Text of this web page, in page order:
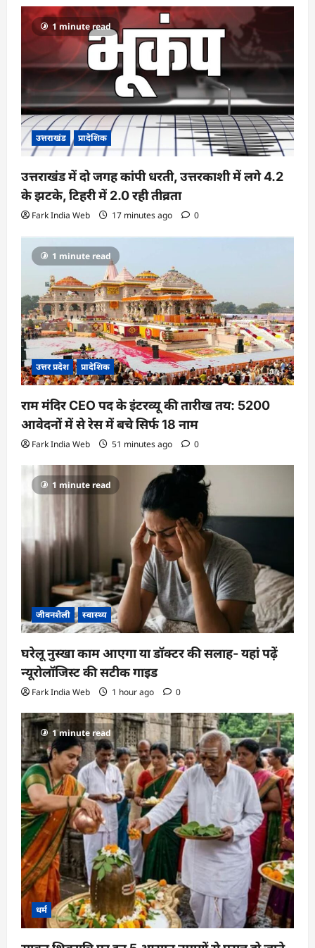
1 minute read
उत्तराखंड प्रादेशिक
उत्तराखंड में दो जगह कांपी धरती, उत्तरकाशी में लगे 4.2
के झटके, टिहरी में 2.0 रही तीव्रता
Fark India Web 17 minutes ago 0
1 minute read
उत्तर प्रदेश प्रादेशिक
राम मंदिर CEO पद के इंटरव्यू की तारीख तय: 5200
आवेदनों में से रेस में बचे सिर्फ 18 नाम
Fark India Web 51 minutes ago 0
1 minute read
जीवनशैली स्वास्थ्य
घरेलू नुस्खा काम आएगा या डॉक्टर की सलाह- यहां पढ़ें
न्यूरोलॉजिस्ट की सटीक गाइड
Fark India Web 1 hour ago 0
1 minute read
धर्म